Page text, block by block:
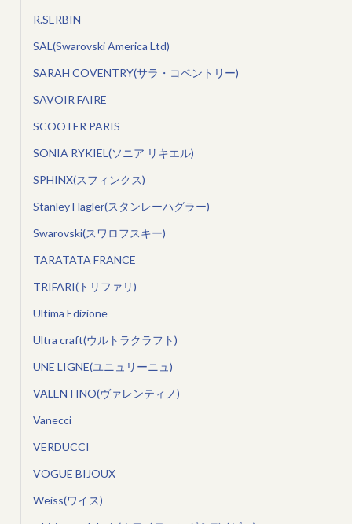
R.SERBIN
SAL(Swarovski America Ltd)
SARAH COVENTRY(サラ・コベントリー)
SAVOIR FAIRE
SCOOTER PARIS
SONIA RYKIEL(ソニア リキエル)
SPHINX(スフィンクス)
Stanley Hagler(スタンレーハグラー)
Swarovski(スワロフスキー)
TARATATA FRANCE
TRIFARI(トリファリ)
Ultima Edizione
Ultra craft(ウルトラクラフト)
UNE LIGNE(ユニュリーニュ)
VALENTINO(ヴァレンティノ)
Vanecci
VERDUCCI
VOGUE BIJOUX
Weiss(ワイス)